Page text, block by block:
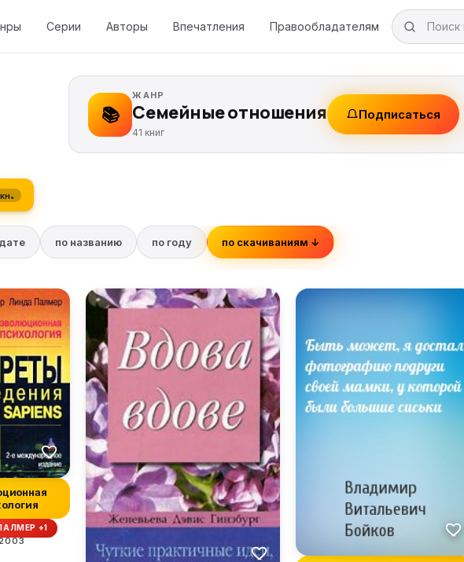
Серии Авторы Впечатления Правообладателям
📚
ЖАНР
Семейные отношения
41 книг
Подписаться
по названию по году по скачиваниям ↓
+1